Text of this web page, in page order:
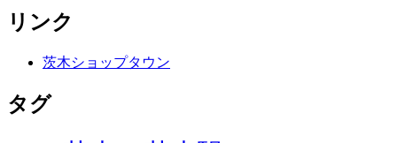
リンク
茨木ショップタウン
タグ